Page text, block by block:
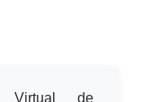
Virtual de